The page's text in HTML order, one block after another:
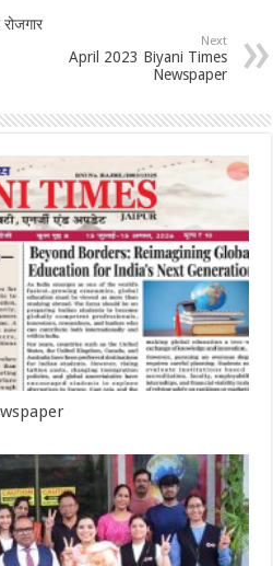
Next
April 2023 Biyani Times
Newspaper